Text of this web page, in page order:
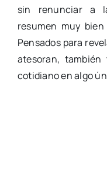
sin renunciar a
resumen muy
Pensados para
atesoran,
cotidiano en algo